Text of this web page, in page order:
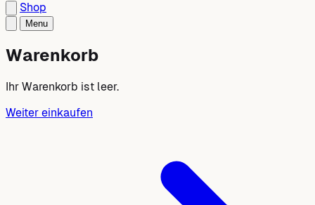
Shop
Menu
Warenkorb
Ihr Warenkorb ist leer.
Weiter einkaufen